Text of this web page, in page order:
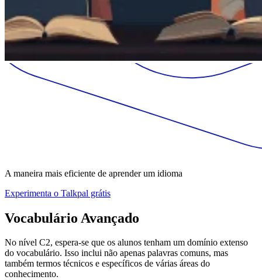
A maneira mais eficiente de aprender um idioma
Experimenta o Talkpal grátis
Vocabulário Avançado
No nível C2, espera-se que os alunos tenham um domínio extenso
do vocabulário. Isso inclui não apenas palavras comuns, mas
também termos técnicos e específicos de várias áreas do
conhecimento.